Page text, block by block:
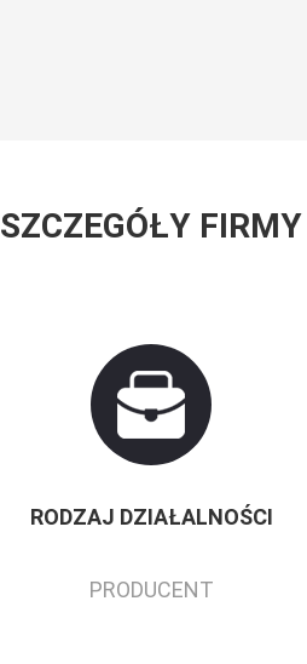
SZCZEGÓŁY FIRMY
RODZAJ DZIAŁALNOŚCI
PRODUCENT